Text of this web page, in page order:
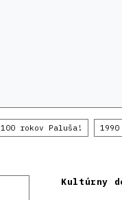
100 rokov Paluša!
Kultúrny